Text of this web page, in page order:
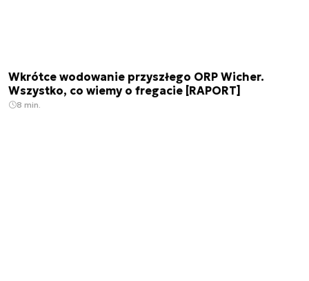
Wkrótce wodowanie przyszłego ORP Wicher.
Wszystko, co wiemy o fregacie [RAPORT]
8 min.